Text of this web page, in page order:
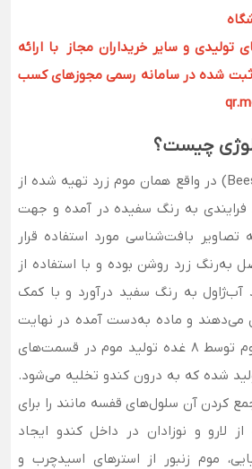
تولیدی و سایر خریداران مجاز با ارائه
ثبت شده در سامانه رسمی مجوزهای کسب
چیست؟
موم سفید (Beeswax white) در واقع همان موم زرد تهیه شده از
فرایندی به رنگ سفیده در آمده و جهت
بافت‌شناسی مورد استفاده قرار
به‌رنگ زرد روشن بوده و با استفاده از
آب‌ژاول به رنگ سفید درآورد و با کمک
می‌دهند و ماده به‌دست آمده در نهایت
موم سفید است. این موم توسط ۸ غده تولید موم در قسمت‌های
شده که به درون کندو تخلیه می‌شود.
جمع کردن آن سلول‌های قفسه مانند را برای
لارو و نوزادان در داخل کندو ایجاد
موم زنبور از استرهای اسیدچرب و